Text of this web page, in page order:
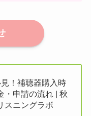
見！補聴器購入時
・申請の流れ | 秋
スニングラボ